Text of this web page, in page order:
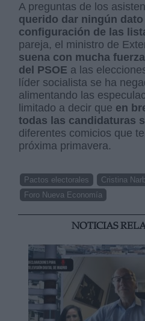
A preguntas de los
querido dar ningún
configuración de las
pareja, el ministro de
suena con mucha
del PSOE a las
líder socialista se ha
alimentando las
limitado a decir que en
todas las candidaturas
diferentes comicios que
próxima primavera.
Pactos electorales Cristina
Foro Nueva Economía
NOTICIAS